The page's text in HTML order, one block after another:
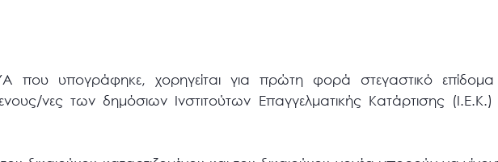
που υπογράφηκε, χορηγείται για πρώτη φορά στεγαστικό επίδομα
νες των δημόσιων Ινστιτούτων Επαγγελματικής Κατάρτισης